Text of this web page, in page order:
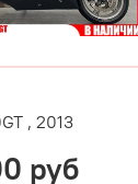
, 2013
руб